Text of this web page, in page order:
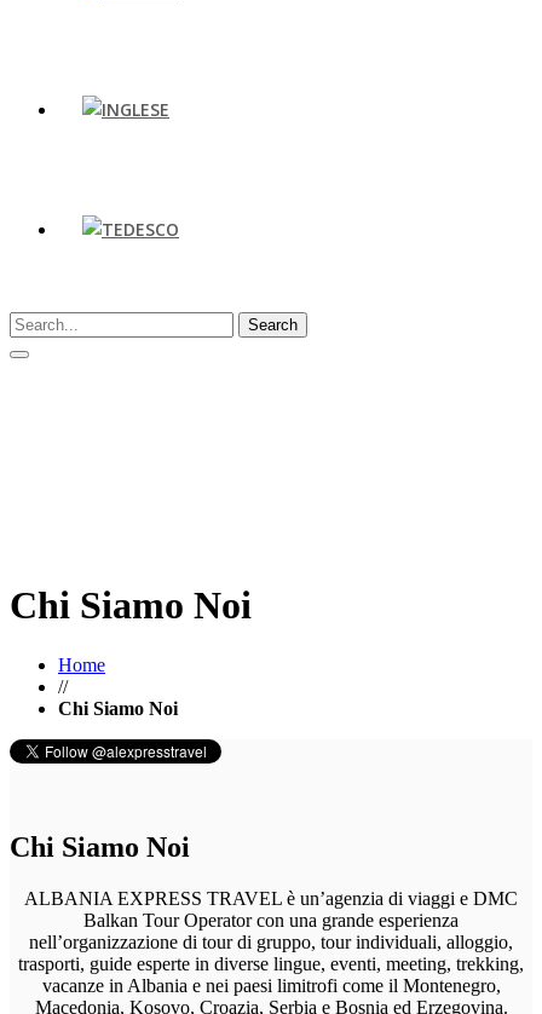
Chi Siamo Noi
Home
//
Chi Siamo Noi
Chi Siamo Noi
ALBANIA EXPRESS TRAVEL è un’agenzia di viaggi e DMC
Balkan Tour Operator con una grande esperienza
nell’organizzazione di tour di gruppo, tour individuali, alloggio,
trasporti, guide esperte in diverse lingue, eventi, meeting, trekking,
vacanze in Albania e nei paesi limitrofi come il Montenegro,
Macedonia, Kosovo, Croazia, Serbia e Bosnia ed Erzegovina.